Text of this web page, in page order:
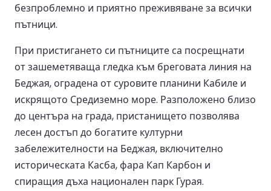
безпроблемно и приятно преживяване за всички
пътници.
При пристигането си пътниците са посрещнати
от зашеметяваща гледка към бреговата линия на
Беджая, оградена от суровите планини Кабиле и
искрящото Средиземно море. Разположено близо
до центъра на града, пристанището позволява
лесен достъп до богатите културни
забележителности на Беджая, включително
историческата Касба, фара Кап Карбон и
спиращия дъха национален парк Гурая.